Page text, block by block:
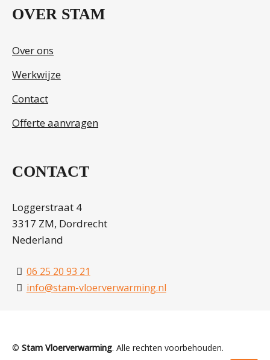
OVER STAM
Over ons
Werkwijze
Contact
Offerte aanvragen
CONTACT
Loggerstraat 4
3317 ZM, Dordrecht
Nederland
06 25 20 93 21
info@stam-vloerverwarming.nl
© Stam Vloerverwarming. Alle rechten voorbehouden.